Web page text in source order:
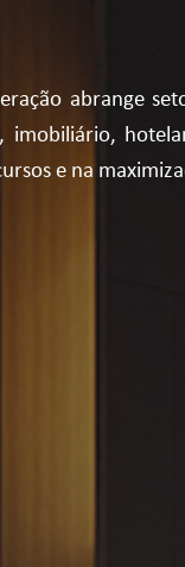
abrange
imobiliário,
e na